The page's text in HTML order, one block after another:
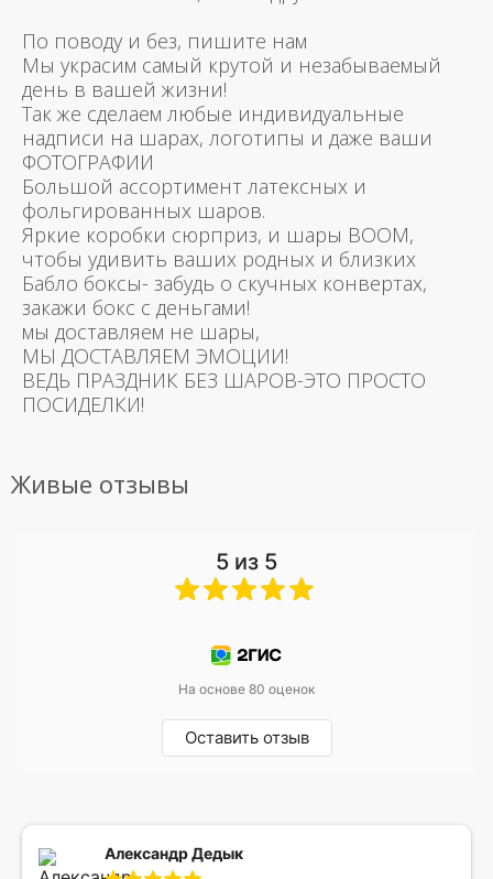
По поводу и без, пишите нам
Мы украсим самый крутой и незабываемый
день в вашей жизни!
Так же сделаем любые индивидуальные
надписи на шарах, логотипы и даже ваши
ФОТОГРАФИИ
Большой ассортимент латексных и
фольгированных шаров.
Яркие коробки сюрприз, и шары BOOM,
чтобы удивить ваших родных и близких
Бабло боксы- забудь о скучных конвертах,
закажи бокс с деньгами!
мы доставляем не шары,
МЫ ДОСТАВЛЯЕМ ЭМОЦИИ!
ВЕДЬ ПРАЗДНИК БЕЗ ШАРОВ-ЭТО ПРОСТО
ПОСИДЕЛКИ!
Живые отзывы
5 из 5
На основе 80 оценок
Оставить отзыв
Александр Дедык